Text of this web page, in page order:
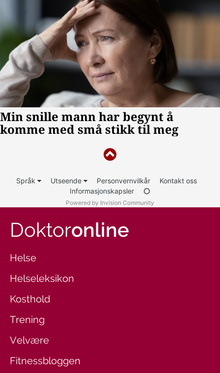
Språk Utseende Personvernvilkår
Kontakt oss
Informasjonskapsler
Powered by Invision Community
Doktoronline
Helse
Helseleksikon
Kosthold
Trening
Velvære
Fitnessbloggen